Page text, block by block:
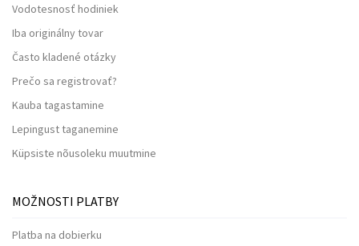
Vodotesnosť hodiniek
Iba originálny tovar
Často kladené otázky
Prečo sa registrovať?
Kauba tagastamine
Lepingust taganemine
Küpsiste nõusoleku muutmine
MOŽNOSTI PLATBY
Platba na dobierku